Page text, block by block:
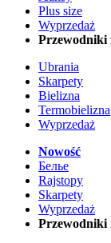
Plus size
Wyprzedaż
Przewodniki
Ubrania
Skarpety
Bielizna
Termobielizna
Wyprzedaż
Nowość
Белье
Rajstopy
Skarpety
Wyprzedaż
Przewodniki